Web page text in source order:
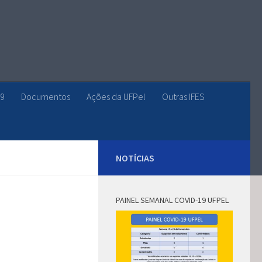
Documentos Ações da UFPel Outras IFES
NOTÍCIAS
PAINEL SEMANAL COVID-19 UFPEL